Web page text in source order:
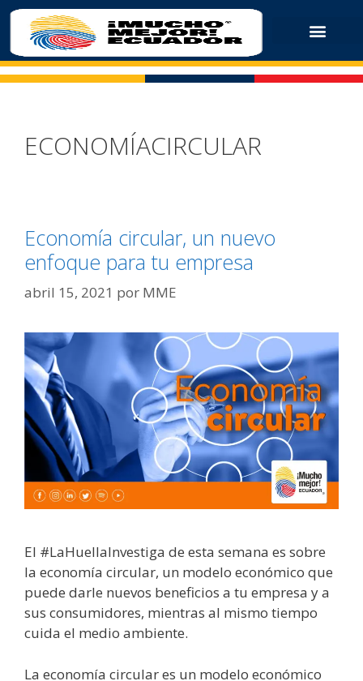
ECONOMÍACIRCULAR
Economía circular, un nuevo
enfoque para tu empresa
abril 15, 2021 por MME
El #LaHuellaInvestiga de esta semana es sobre
la economía circular, un modelo económico que
puede darle nuevos beneficios a tu empresa y a
sus consumidores, mientras al mismo tiempo
cuida el medio ambiente.
La economía circular es un modelo económico